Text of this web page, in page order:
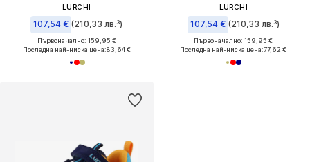
LURCHI
107,54 € (210,33 лв.³)
Първоначално: 159,95 €
Последна най-ниска цена:83,64 €
LURCHI
107,54 € (210,33 лв.³)
Първоначално: 159,95 €
Последна най-ниска цена:77,62 €